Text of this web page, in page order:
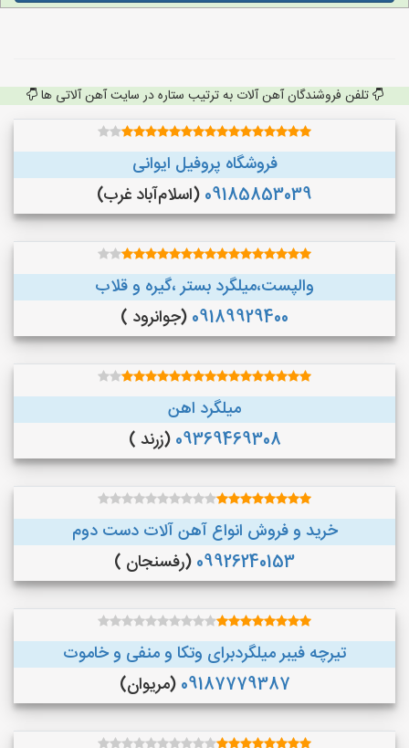
تلفن فروشندگان آهن آلات به ترتیب ستاره در سایت آهن آلاتی ها
فروشگاه پروفیل ایوانی
09185853039 (اسلام‌آباد غرب)
والپست،میلگرد بستر ،گیره و قلاب
09189929400 (جوانرود )
میلگرد اهن
09369469308 (زرند )
خرید و فروش انواع آهن آلات دست دوم
09926240153 (رفسنجان )
تیرچه فیبر میلگردبرای وتکا و منفی و خاموت
09187779387 (مریوان)